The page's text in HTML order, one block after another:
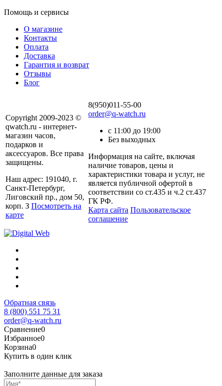
Помощь и сервисы
О магазине
Контакты
Оплата
Доставка
Гарантия и возврат
Отзывы
Блог
Copyright 2009-2023 ©
qwatch.ru - интернет-
магазин часов,
подарков и
аксессуаров. Все права
защищены.
Наш адрес: 191040, г.
Санкт-Петербург,
Лиговский пр., дом 50,
корп. З Посмотреть на
карте
8(950)011-55-00
order@q-watch.ru
с 11:00 до 19:00
Без выходных
Информация на сайте, включая
наличие товаров, цены и
характеристики товара и услуг, не
является публичной офертой в
соответствии со ст.435 и ч.2 ст.437
ГК РФ.
Карта сайта Пользовательское
соглашение
Обратная связь
8 (800) 551 75 31
order@q-watch.ru
Сравнение0
Избранное0
Корзина0
Купить в один клик
Заполните данные для заказа